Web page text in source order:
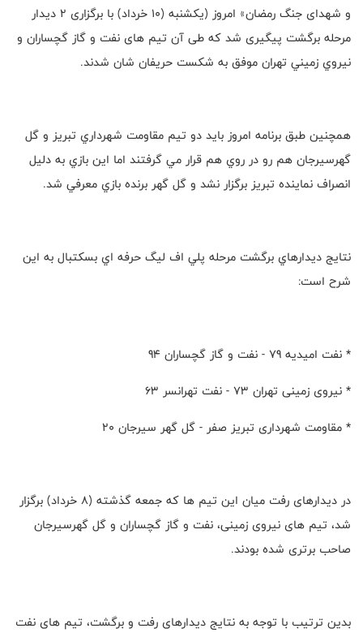
و شهدای جنگ رمضان» امروز (یکشنبه (۱۰ خرداد) با برگزاری ٢ ديدار
مرحله برگشت پیگیری شد که طی آن تیم های نفت و گاز گچساران و
نيروي زميني تهران موفق به شکست حریفان شان شدند.
همچنين طبق برنامه امروز بايد دو تيم مقاومت شهرداري تبريز و گل
گهرسيرجان هم رو در روي هم قرار مي گرفتند اما اين بازي به دليل
انصراف نماينده تبريز برگزار نشد و گل گهر برنده بازي معرفي شد.
نتایج ديدارهاي برگشت مرحله پلي اف ليگ حرفه اي بسكتبال به این
شرح است:
* نفت امیدیه ٧٩ - نفت و گاز گچساران ٩٤
* نیروی زمینی تهران ٧٣ - نفت تهرانسر ٦٣
* مقاومت شهرداری تبریز صفر - گل گهر سیرجان ٢٠
در دیدارهای رفت میان این تیم ها که جمعه گذشته (۸ خرداد) برگزار
شد، تیم های نیروی زمینی، نفت و گاز گچساران و گل گهرسیرجان
صاحب برتری شده بودند.
بدین ترتیب با توجه به نتایج دیدارهای رفت و برگشت، تیم های نفت